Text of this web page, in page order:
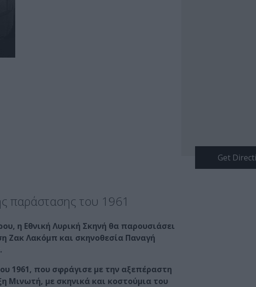
παράστασης του 1961
η Εθνική Λυρική Σκηνή θα παρουσιάσει
Ζακ Λακόμπ και σκηνοθεσία Παναγή
1961, που σφράγισε με την αξεπέραστη
Μινωτή, με σκηνικά και κοστούμια του